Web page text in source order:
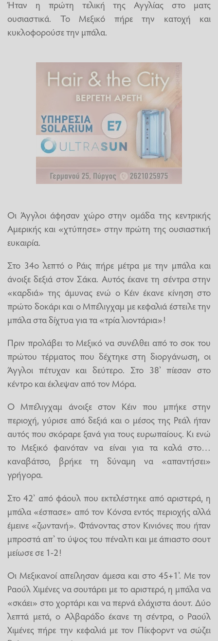
Ήταν η πρώτη τελική της Αγγλίας στο ματς
ουσιαστικά. To Μεξικό πήρε την κατοχή και
κυκλοφορούσε την μπάλα.
Οι Άγγλοι άφησαν χώρο στην ομάδα της κεντρικής
Αμερικής και «χτύπησε» στην πρώτη της ουσιαστική
ευκαιρία.
Στο 34ο λεπτό ο Ράις πήρε μέτρα με την μπάλα και
άνοιξε δεξιά στον Σάκα. Αυτός έκανε τη σέντρα στην
«καρδιά» της άμυνας ενώ ο Κέιν έκανε κίνηση στο
πρώτο δοκάρι και ο Μπέλιγχαμ με κεφαλιά έστειλε την
μπάλα στα δίχτυα για τα «τρία λιοντάρια»!
Πριν προλάβει το Μεξικό να συνέλθει από το σοκ του
πρώτου τέρματος που δέχτηκε στη διοργάνωση, οι
Άγγλοι πέτυχαν και δεύτερο. Στο 38’ πίεσαν στο
κέντρο και έκλεψαν από τον Μόρα.
Ο Μπέλιγχαμ άνοιξε στον Κέιν που μπήκε στην
περιοχή, γύρισε από δεξιά και ο μέσος της Ρεάλ ήταν
αυτός που σκόραρε ξανά για τους ευρωπαίους. Κι ενώ
το Μεξικό φαινόταν να είναι για τα καλά στο…
καναβάτσο, βρήκε τη δύναμη να «απαντήσει»
γρήγορα.
Στο 42’ από φάουλ που εκτελέστηκε από αριστερά, η
μπάλα «έσπασε» από τον Κόνσα εντός περιοχής αλλά
έμεινε «ζωντανή». Φτάνοντας στον Κινιόνες που ήταν
μπροστά απ’ το ύψος του πέναλτι και με άπιαστο σουτ
μείωσε σε 1-2!
Οι Μεξικανοί απείλησαν άμεσα και στο 45+1’. Με τον
Ραούλ Χιμένες να σουτάρει με το αριστερό, η μπάλα να
«σκάει» στο χορτάρι και να περνά ελάχιστα άουτ. Δύο
λεπτά μετά, ο Αλβαράδο έκανε τη σέντρα, ο Ραούλ
Χιμένες πήρε την κεφαλιά με τον Πίκφορντ να σώζει